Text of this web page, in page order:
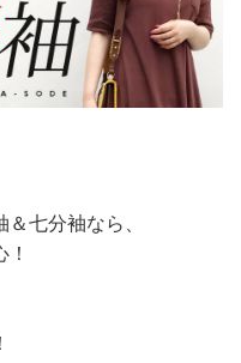
七分袖なら、